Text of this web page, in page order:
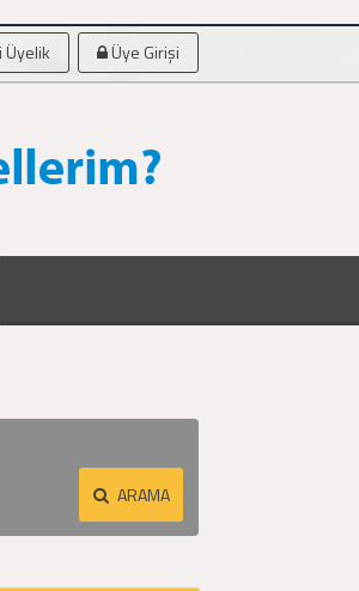
Üyelik Üye Girişi
ARAMA